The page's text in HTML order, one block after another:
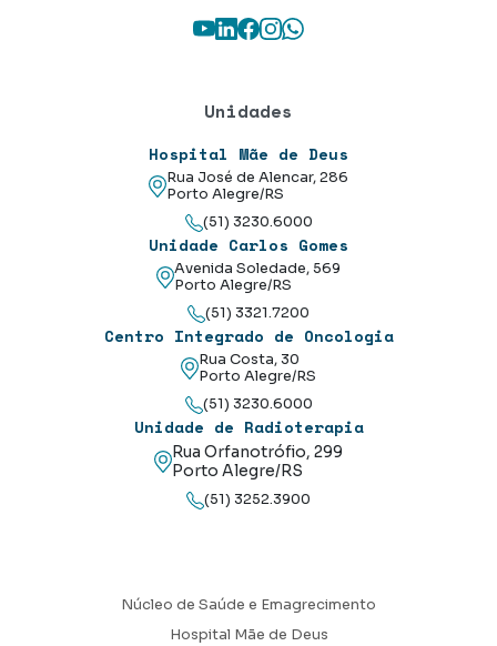
Youtube
LinkedIn
Facebook
Instagram
WhatsApp
Unidades
Hospital Mãe de Deus
Rua José de Alencar, 286
Porto Alegre/RS
(51) 3230.6000
Unidade Carlos Gomes
Avenida Soledade, 569
Porto Alegre/RS
(51) 3321.7200
Centro Integrado de Oncologia
Rua Costa, 30
Porto Alegre/RS
(51) 3230.6000
Unidade de Radioterapia
Rua Orfanotrófio, 299
Porto Alegre/RS
(51) 3252.3900
Núcleo de Saúde e Emagrecimento
Hospital Mãe de Deus